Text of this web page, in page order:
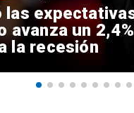
las
avanza un
la recesión